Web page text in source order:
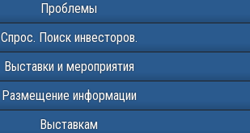
Проблемы
Спрос. Поиск инвесторов.
Выставки и мероприятия
Размещение информации
Выставкам